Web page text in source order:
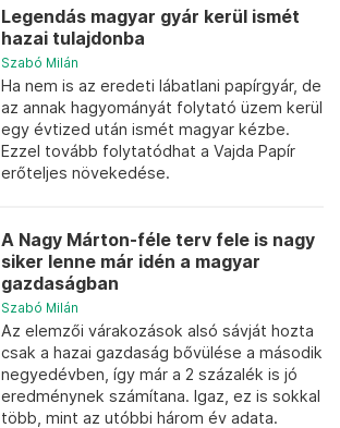
Legendás magyar gyár kerül ismét
hazai tulajdonba
Szabó Milán
Ha nem is az eredeti lábatlani papírgyár, de
az annak hagyományát folytató üzem kerül
egy évtized után ismét magyar kézbe.
Ezzel tovább folytatódhat a Vajda Papír
erőteljes növekedése.
A Nagy Márton-féle terv fele is nagy
siker lenne már idén a magyar
gazdaságban
Szabó Milán
Az elemzői várakozások alsó sávját hozta
csak a hazai gazdaság bővülése a második
negyedévben, így már a 2 százalék is jó
eredménynek számítana. Igaz, ez is sokkal
több, mint az utóbbi három év adata.